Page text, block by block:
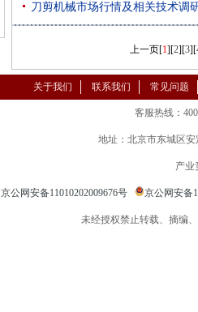
刀剪机械市场行情及相关技术调
上一页[1][2][3][
关于我们 联系我们 常见问题
客服热线：
地址：北京市东城区
产业
京公网安备11010202009676号 京公网安备
未经授权禁止转载、摘编